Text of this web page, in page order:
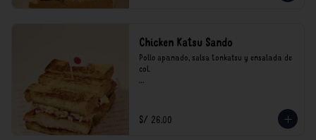
Chicken Katsu Sando
Pollo apanado, salsa tonkatsu y ensalada de
col.
consumo.
S/ 26.00